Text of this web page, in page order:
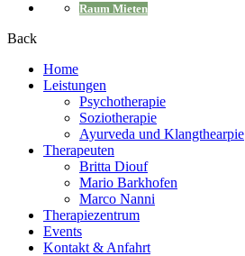
Raum Mieten
Back
Home
Leistungen
Psychotherapie
Soziotherapie
Ayurveda und Klangthearpie
Therapeuten
Britta Diouf
Mario Barkhofen
Marco Nanni
Therapiezentrum
Events
Kontakt & Anfahrt